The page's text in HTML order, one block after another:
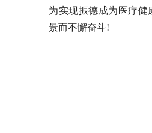
为实现振德成为医疗健
景而不懈奋斗!